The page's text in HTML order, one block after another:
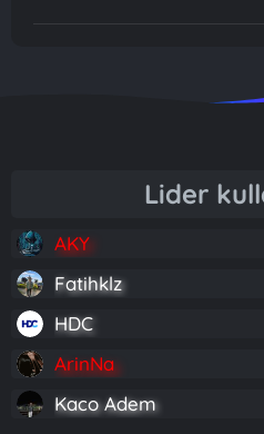
Lider
AKY
Fatihklz
HDC
ArinNa
Kaco Adem